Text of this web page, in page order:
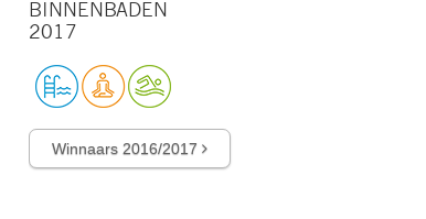
BINNENBADEN
2017
Winnaars 2016/2017